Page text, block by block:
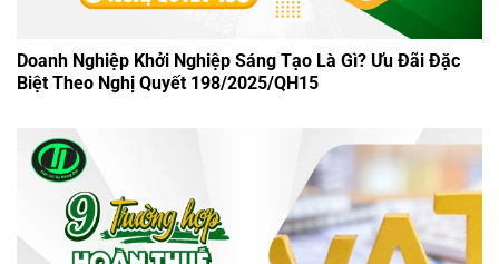
Doanh Nghiệp Khởi Nghiệp Sáng Tạo Là Gì? Ưu Đãi Đặc
Biệt Theo Nghị Quyết 198/2025/QH15